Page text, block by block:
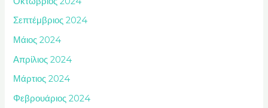
Σεπτέμβριος 2024
Μάιος 2024
Απρίλιος 2024
Μάρτιος 2024
Φεβρουάριος 2024